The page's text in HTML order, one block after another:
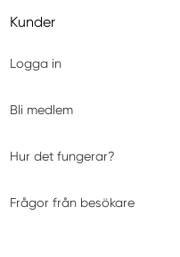
Kunder
Logga in
Bli medlem
Hur det fungerar?
Frågor från besökare